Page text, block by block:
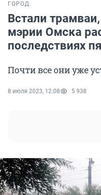
ГОРОД
Встали
мэрии Омска
последствиях
Почти все они уже
8 июля 2023, 12:08 5 938